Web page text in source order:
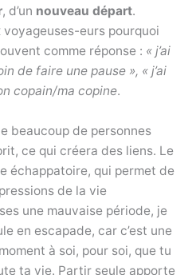
, d’un nouveau départ.
eurs pourquoi
comme réponse : « j’ai
de faire une pause », « j’ai
copain/ma copine.
beaucoup de personnes
ce qui créera des liens. Le
échappatoire, qui permet de
de la vie
une mauvaise période, je
en escapade, car c’est une
à soi, pour soi, que tu
ta vie. Partir seule apporte